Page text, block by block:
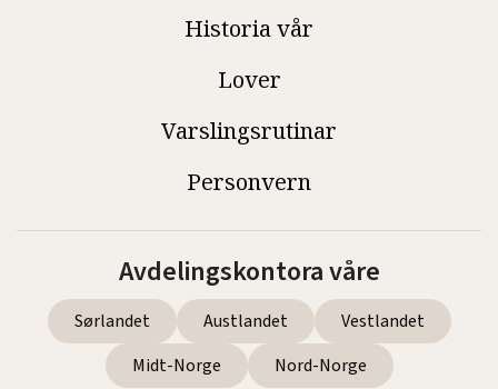
Historia vår
Lover
Varslingsrutinar
Personvern
Avdelingskontora våre
Sørlandet Austlandet
Vestlandet
Midt-Norge
Nord-Norge